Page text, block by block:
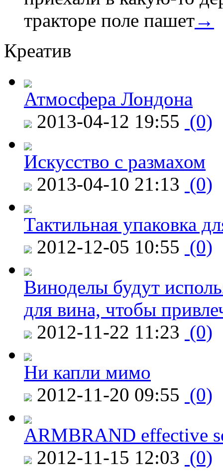
тракторе поле пашет→
Креатив
Атмосфера Лондона
2013-04-12 19:55 (0)
Искусство с размахом
2013-04-10 21:13 (0)
Тактильная упаковка
2012-12-05 10:55 (0)
Виноделы будут
для вина, чтобы
2012-11-22 11:23 (0)
Ни капли мимо
2012-11-20 09:55 (0)
ARMBRAND effective
2012-11-15 12:03 (0)